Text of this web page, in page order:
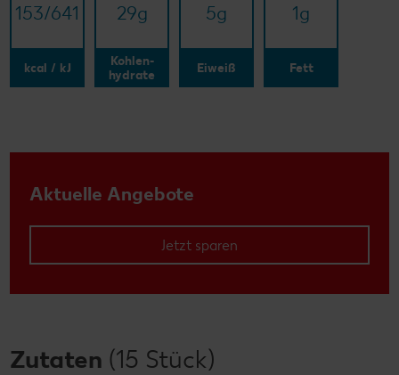
153/​641
kcal / kJ
29g
Kohlen-
hydrate
5g
Eiweiß
1g
Fett
Aktuelle Angebote
Jetzt sparen
Zutaten (15 Stück)